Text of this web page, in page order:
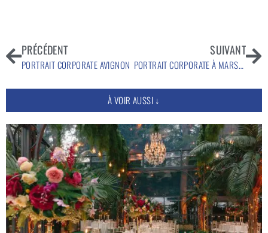
PRÉCÉDENT
PORTRAIT CORPORATE AVIGNON
SUIVANT
PORTRAIT CORPORATE À MARSEILLE
À VOIR AUSSI ↓